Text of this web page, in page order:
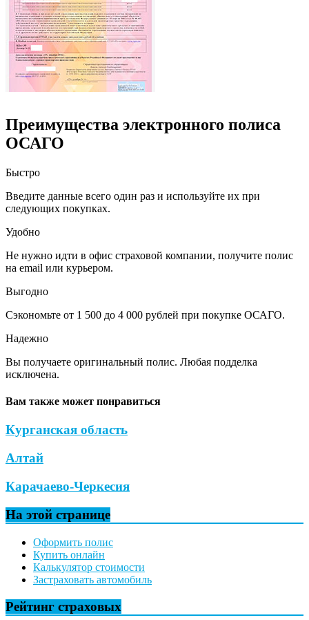
Преимущества электронного полиса
ОСАГО
Быстро
Введите данные всего один раз и используйте их при
следующих покупках.
Удобно
Не нужно идти в офис страховой компании, получите полис
на email или курьером.
Выгодно
Сэкономьте от 1 500 до 4 000 рублей при покупке ОСАГО.
Надежно
Вы получаете оригинальный полис. Любая подделка
исключена.
Вам также может понравиться
Курганская область
Алтай
Карачаево-Черкесия
На этой странице
Оформить полис
Купить онлайн
Калькулятор стоимости
Застраховать автомобиль
Рейтинг страховых